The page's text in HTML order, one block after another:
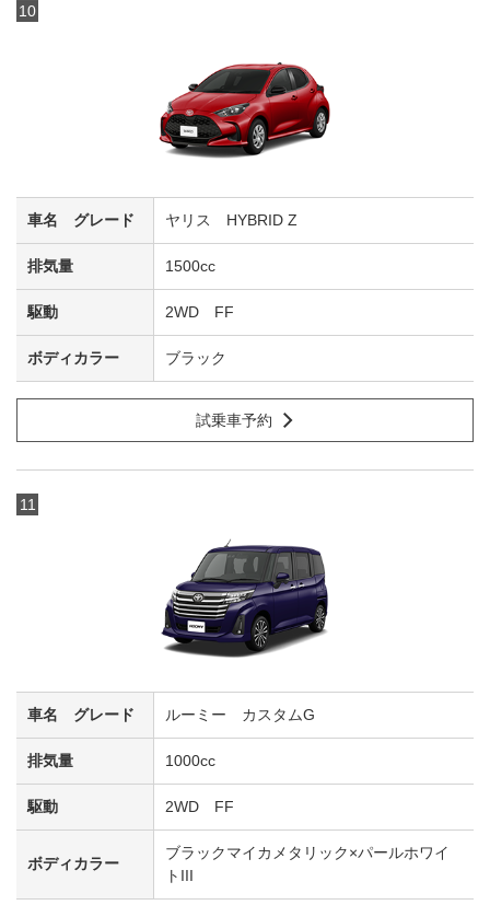
10
ヤリス HYBRID Z
1500cc
2WD FF
ブラック
試乗車予約
11
ルーミー カスタムG
1000cc
2WD FF
ブラックマイカメタリック×パールホワイ
トIII